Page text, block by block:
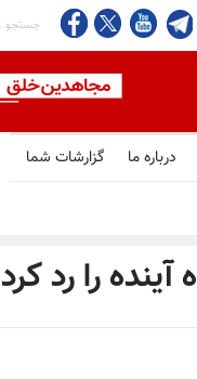
درباره ما گزارشات شما
را رد کرد